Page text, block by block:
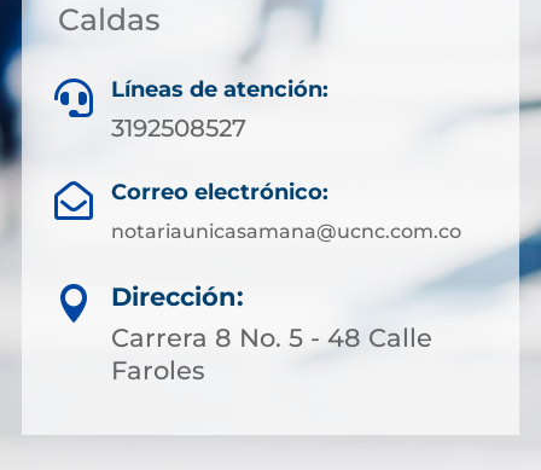
Caldas
 Líneas de atención:
3192508527
 Correo electrónico:
notariaunicasamana@ucnc.com.co

Dirección:
Carrera 8 No. 5 - 48 Calle
Faroles